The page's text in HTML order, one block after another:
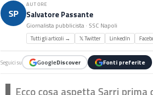
SP
AUTORE
Salvatore Passante
Giornalista pubblicista · SSC Napoli
Tutti gli articoli → 𝕏 Twitter LinkedIn
Seguici su GoogleDiscover Fonti preferite
Ecco cosa aspetta Sarri